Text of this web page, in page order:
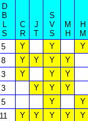
D
B
L
S
C
R
J
T
S
V
S
M
H
H
M
5 Y Y Y
8 Y Y Y Y
3 Y Y Y
3 Y Y Y
5 Y Y
11 Y Y Y Y Y